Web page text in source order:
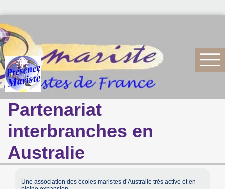
Partenariat
interbranches en
Australie
Une association des écoles maristes d’Australie très active et en